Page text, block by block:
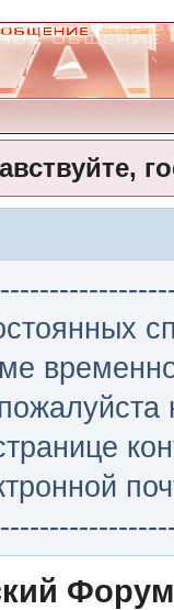
Форум